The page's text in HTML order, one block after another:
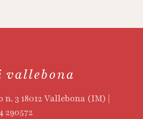
vallebona
3 18012 Vallebona (IM) |
290572